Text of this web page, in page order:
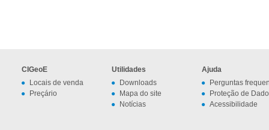
CIGeoE
Locais de venda
Preçário
Utilidades
Downloads
Mapa do site
Notícias
Ajuda
Perguntas
Proteção de
Acessibilidade